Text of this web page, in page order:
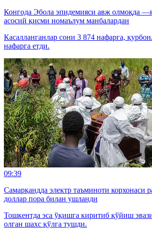
Конгода Эбола эпидемияси авж олмоқда
асосий қисми номаълум манбалардан
Касалланганлар сони 3 874 нафарга,
нафарга етди.
09:39
Самарқандда электр таъминоти корхонаси
доллар пора билан ушланди
Тошкентда эса ўқишга киритиб қўйиш
олган шахс қўлга тушди.